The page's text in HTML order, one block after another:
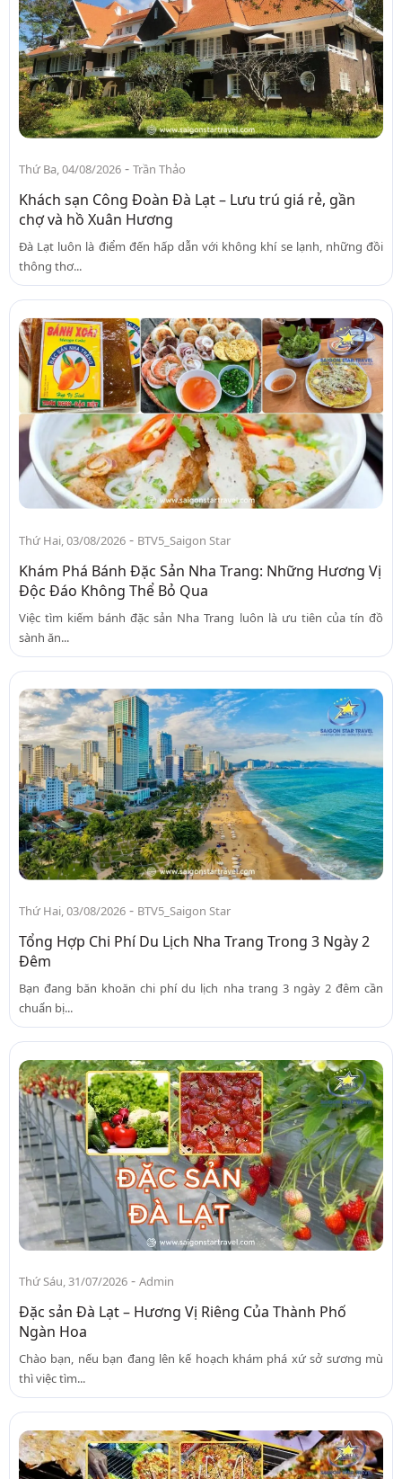
Thứ Ba, 04/08/2026 - Trần Thảo
Khách sạn Công Đoàn Đà Lạt – Lưu trú giá rẻ, gần
chợ và hồ Xuân Hương
Đà Lạt luôn là điểm đến hấp dẫn với không khí se lạnh, những đồi
thông thơ...
Thứ Hai, 03/08/2026 - BTV5_Saigon Star
Khám Phá Bánh Đặc Sản Nha Trang: Những Hương Vị
Độc Đáo Không Thể Bỏ Qua
Việc tìm kiếm bánh đặc sản Nha Trang luôn là ưu tiên của tín đồ
sành ăn...
Thứ Hai, 03/08/2026 - BTV5_Saigon Star
Tổng Hợp Chi Phí Du Lịch Nha Trang Trong 3 Ngày 2
Đêm
Bạn đang băn khoăn chi phí du lịch nha trang 3 ngày 2 đêm cần
chuẩn bị...
Thứ Sáu, 31/07/2026 - Admin
Đặc sản Đà Lạt – Hương Vị Riêng Của Thành Phố
Ngàn Hoa
Chào bạn, nếu bạn đang lên kế hoạch khám phá xứ sở sương mù
thì việc tìm...